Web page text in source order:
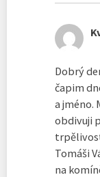
Dobrý
čapim
a jméno.
obdivuji
Tomáši
na